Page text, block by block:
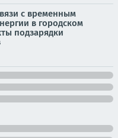
с временным
в городском
подзарядки